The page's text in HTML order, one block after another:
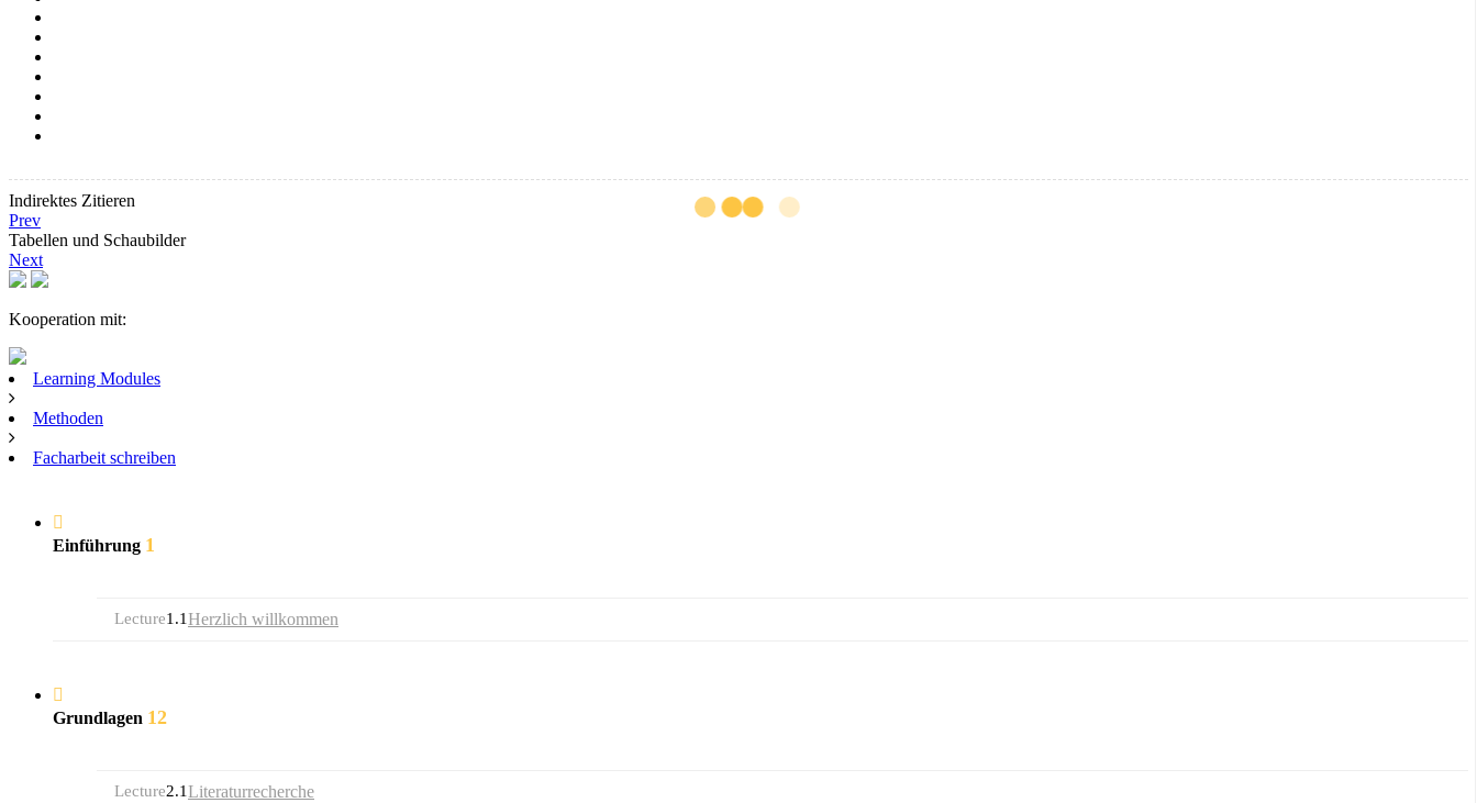
Indirektes Zitieren
Prev
Tabellen und Schaubilder
Next
Kooperation mit:
Learning Modules
Methoden
Facharbeit schreiben
Einführung 1
Lecture1.1Herzlich willkommen
Grundlagen 12
Lecture2.1Literaturrecherche